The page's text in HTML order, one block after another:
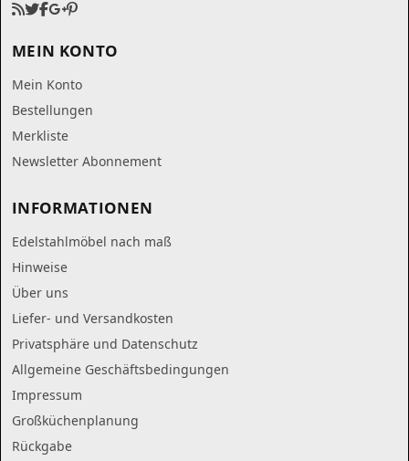
MEIN KONTO
Mein Konto
Bestellungen
Merkliste
Newsletter Abonnement
INFORMATIONEN
Edelstahlmöbel nach maß
Hinweise
Über uns
Liefer- und Versandkosten
Privatsphäre und Datenschutz
Allgemeine Geschäftsbedingungen
Impressum
Großküchenplanung
Rückgabe